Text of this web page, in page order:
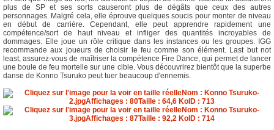
plus de SP et ses sorts causeront plus de dégâts que ceux des autres
personnages. Malgré cela, elle éprouve quelques soucis pour monter de niveau
en début de carrière. Cependant, elle peut apprendre rapidement une
compétence/sort de haut niveau et infliger des quantités incroyables de
dommages. Elle joue un rôle critique dans les instances ou les groupes. IGG
recommande aux joueurs de choisir le feu comme son élément. Last but not
least, assurez-vous de maîtriser la compétence Fire Dance, qui permet de lancer
une boule de feu mortelle sur une cible. Vous découvrirez bientôt que la superbe
danse de Konno Tsuruko peut tuer beaucoup d'ennemis.